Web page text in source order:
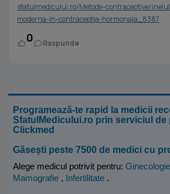
sfatulmedicului.ro/Metode-contraceptive/
moderna-in-contraceptia-hormonala_8387
0 Raspunde
Programează-te rapid la medicii
SfatulMedicului.ro prin serviciul de
Clickmed
Găsești peste 7500 de medici cu
Alege medicul potrivit pentru: Ginecologie
Mamografie , Infertilitate .